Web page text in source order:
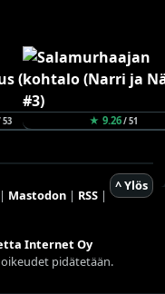
53 ★ 9.26/ 51
^ Ylös
Mastodon| RSS|
Internet Oy
oikeudet pidätetään.